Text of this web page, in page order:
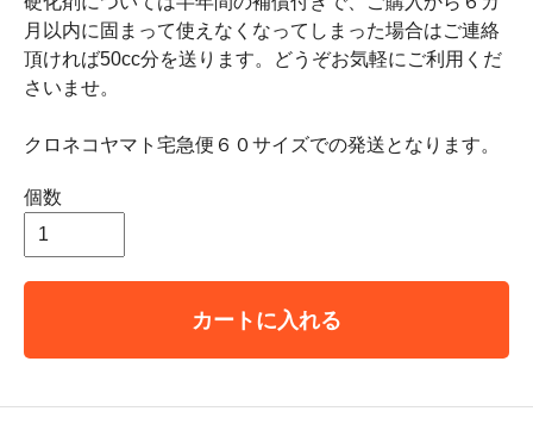
月以内に固まって使えなくなってしまった場合はご連絡
頂ければ50cc分を送ります。どうぞお気軽にご利用くだ
さいませ。
クロネコヤマト宅急便６０サイズでの発送となります。
個数
カートに入れる